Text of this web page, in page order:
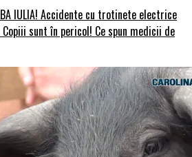
IULIA! Accidente cu trotinete electrice
sunt în pericol! Ce spun medicii de